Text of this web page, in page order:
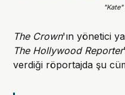
"Kate"
The Crown'ın yönetici
The Hollywood Reporter
verdiği röportajda şu